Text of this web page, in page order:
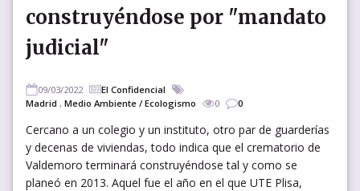
construyéndose por "mandato
judicial"
09/03/2022
El Confidencial
Madrid , Medio Ambiente / Ecologismo 0 0
Cercano a un colegio y un instituto, otro par de guarderías
y decenas de viviendas, todo indica que el crematorio de
Valdemoro terminará construyéndose tal y como se
planeó en 2013. Aquel fue el año en el que UTE Plisa,